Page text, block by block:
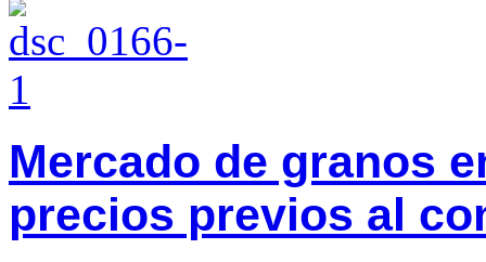
Mercado de granos
precios previos al